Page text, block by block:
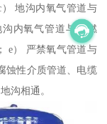
地沟内氧气管道与
内氧气管道与非燃
e） 严禁氧气管道与
蚀性介质管道、电缆
沟相通。